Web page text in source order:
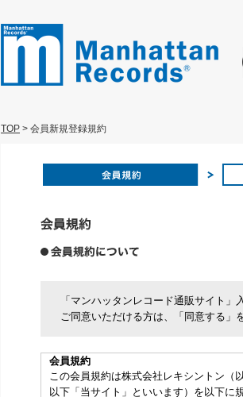
TOP > 会員新規登録規約
「マンハッタンレコード通販サイト
ご同意いただける方は、「同意する」
会員規約
この会員規約は株式会社レキシントン（
以下「当サイト」といいます）を以下に